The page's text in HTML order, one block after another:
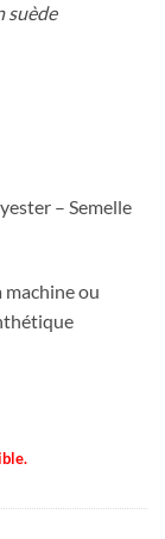
suède
– Semelle
machine ou